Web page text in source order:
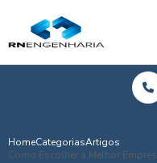
HomeCategoriasArtigos
Como Escolher a Melhor